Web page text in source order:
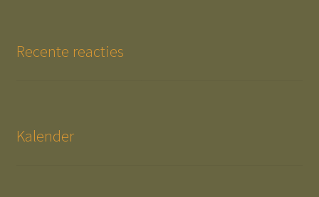
Recente reacties
Kalender